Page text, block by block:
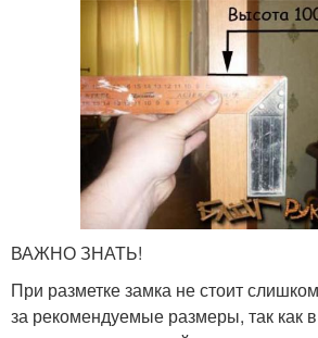
ВАЖНО ЗНАТЬ!
При разметке замка не стоит
за рекомендуемые размеры, так как